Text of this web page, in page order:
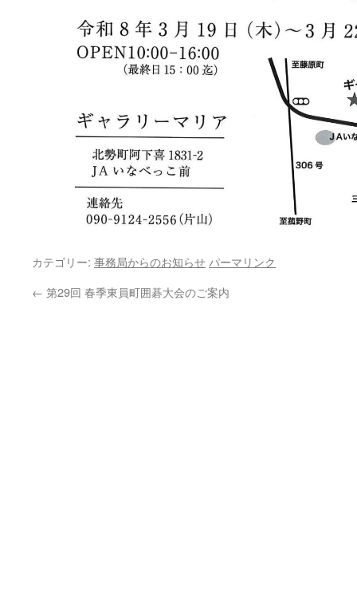
カテゴリー: 事務局からのお知らせ パーマリンク
← 第29回 春季東員町囲碁大会のご案内